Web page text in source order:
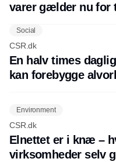
varer gælder nu for
Social
CSR.dk
En halv times
kan forebygge
Environment
CSR.dk
Elnettet er i knæ –
virksomheder selv